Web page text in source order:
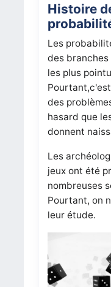
Histoire
Les
des
les plus
des
hasard que
donnent
Les
jeux ont été
nombreuses
Pourtant, on
leur étude.